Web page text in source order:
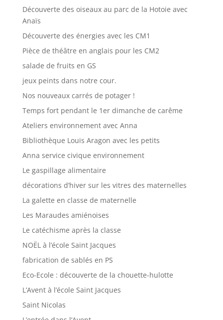
Découverte des oiseaux au parc de la Hotoie avec
Anaïs
Découverte des énergies avec les CM1
Pièce de théâtre en anglais pour les CM2
salade de fruits en GS
jeux peints dans notre cour.
Nos nouveaux carrés de potager !
Temps fort pendant le 1er dimanche de carême
Ateliers environnement avec Anna
Bibliothèque Louis Aragon avec les petits
Anna service civique environnement
Le gaspillage alimentaire
décorations d’hiver sur les vitres des maternelles
La galette en classe de maternelle
Les Maraudes amiénoises
Le catéchisme après la classe
NOËL à l’école Saint Jacques
fabrication de sablés en PS
Eco-Ecole : découverte de la chouette-hulotte
L’Avent à l’école Saint Jacques
Saint Nicolas